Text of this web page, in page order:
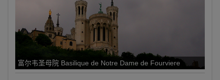
富尔韦圣母院 Basilique de Notre Dame de Fourviere